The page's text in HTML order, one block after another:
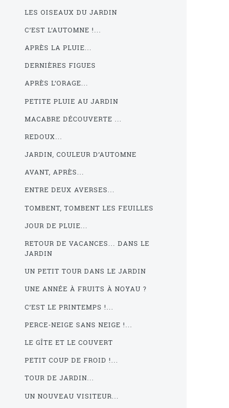
LES OISEAUX DU JARDIN
C’EST L’AUTOMNE !...
APRÈS LA PLUIE...
DERNIÈRES FIGUES
APRÈS L’ORAGE...
PETITE PLUIE AU JARDIN
MACABRE DÉCOUVERTE ...
REDOUX...
JARDIN, COULEUR D’AUTOMNE
AVANT, APRÈS...
ENTRE DEUX AVERSES...
TOMBENT, TOMBENT LES FEUILLES
JOUR DE PLUIE...
RETOUR DE VACANCES... DANS LE
JARDIN
UN PETIT TOUR DANS LE JARDIN
UNE ANNÉE À FRUITS À NOYAU ?
C’EST LE PRINTEMPS !...
PERCE-NEIGE SANS NEIGE !...
LE GÎTE ET LE COUVERT
PETIT COUP DE FROID !...
TOUR DE JARDIN...
UN NOUVEAU VISITEUR...